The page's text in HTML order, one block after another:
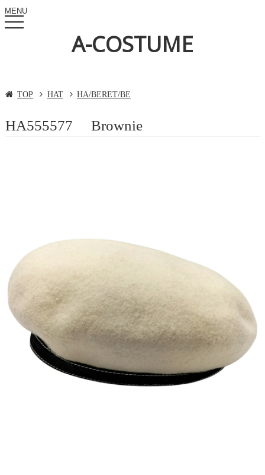
A-COSTUME
MENU
toggle
navigation
TOP HAT HA/BERET/BE
HA555577 Brownie